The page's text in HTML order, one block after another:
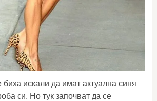
искали да имат актуална синя
си. Но тук започват да се